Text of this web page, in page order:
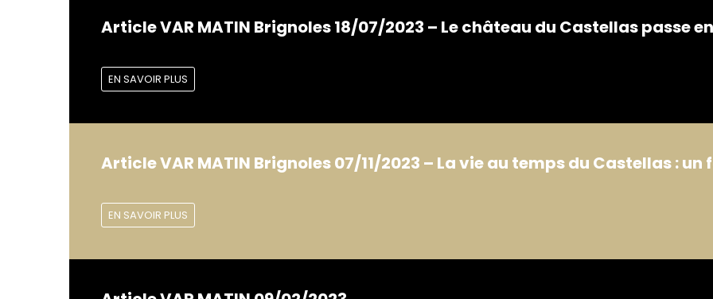
Article VAR MATIN Brignoles 18/07/2023 – Le château du Castellas passe
EN SAVOIR PLUS
Article VAR MATIN Brignoles 07/11/2023 – La vie au temps du Castellas :
EN SAVOIR PLUS